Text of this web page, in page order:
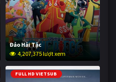
Đảo Hải Tặc
4,207,375 lượt xem
FULL HD VIETSUB